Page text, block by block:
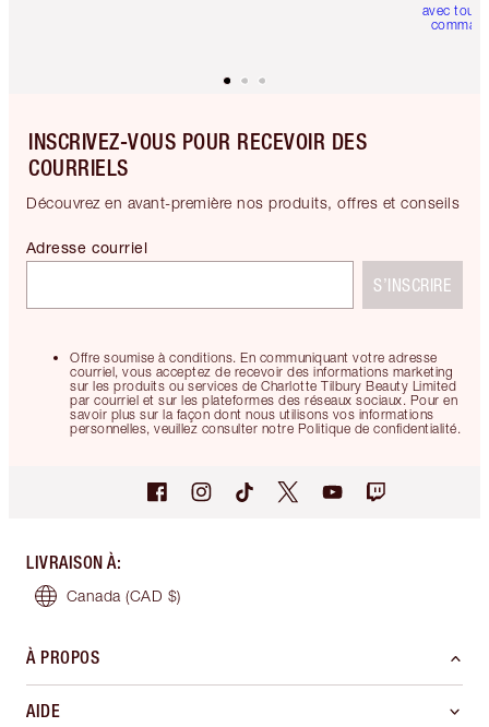
avec
INSCRIVEZ-VOUS POUR RECEVOIR DES
COURRIELS
Découvrez en avant-première nos produits, offres et conseils
Offre soumise à conditions. En communiquant votre adresse
courriel, vous acceptez de recevoir des informations marketing
sur les produits ou services de Charlotte Tilbury Beauty Limited
par courriel et sur les plateformes des réseaux sociaux. Pour en
savoir plus sur la façon dont nous utilisons vos informations
personnelles, veuillez consulter notre Politique de confidentialité.
Adresse courriel
S’INSCRIRE
LIVRAISON À:
Canada (CAD $)
À PROPOS
AIDE